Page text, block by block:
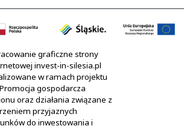
graficzne strony
invest-in-silesia.pl
w ramach projektu
gospodarcza
oraz działania związane z
przyjaznych
do inwestowania i